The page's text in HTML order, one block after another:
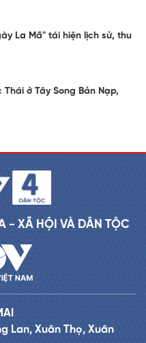
La Mã" tái hiện lịch sử, thu
ở Tây Song Bản Nạp,
- XÃ HỘI VÀ DÂN TỘC
Lan, Xuân Thọ, Xuân